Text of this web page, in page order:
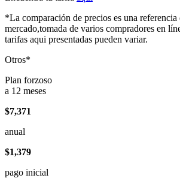
*La comparación de precios es una referencia
mercado,tomada de varios compradores en
tarifas aqui presentadas pueden variar.
Otros*
Plan forzoso
a 12 meses
$7,371
anual
$1,379
pago inicial